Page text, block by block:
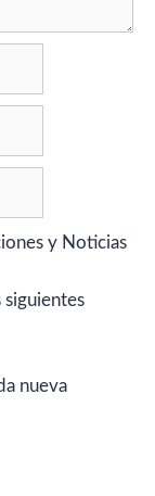
y Noticias
siguientes
nueva